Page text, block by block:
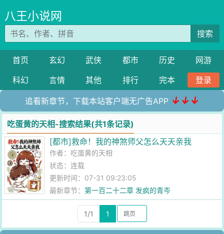
八王小说网
搜索
首页 玄幻 武侠 都市 历史
网游
科幻
言情 其他 排行 完本 登录
追看新章节，下载本站客户端无广告APP ↓↓↓
吃蛋黄的天相-搜索结果(共1条记录)
[都市]救命！我的神煞师父怎么天天亲我
作者： 吃蛋黄的天相
状态：连载
更新时间：07-31 09:23:05
最新章节：第一百二十二章 发疯的青岑
1/1 1